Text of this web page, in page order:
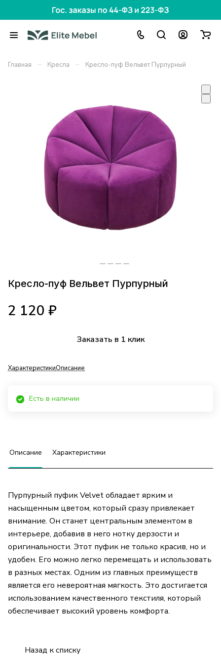
Главная – Кресла – Кресло-пуф Вельвет Пурпурный
Кресло-пуф Вельвет Пурпурный
2 120 ₽
Заказать в 1 клик
ХарактеристикиОписание
Есть в наличии
Описание Характеристики
Пурпурный пуфик Velvet обладает ярким и
насыщенным цветом, который сразу привлекает
внимание. Он станет центральным элементом в
интерьере, добавив в него нотку дерзости и
оригинальности. Этот пуфик не только красив, но и
удобен. Его можно легко перемещать и использовать
в разных местах. Одним из главных преимуществ
является его невероятная мягкость. Это достигается
использованием качественного текстиля, который
обеспечивает высокий уровень комфорта.
Назад к списку